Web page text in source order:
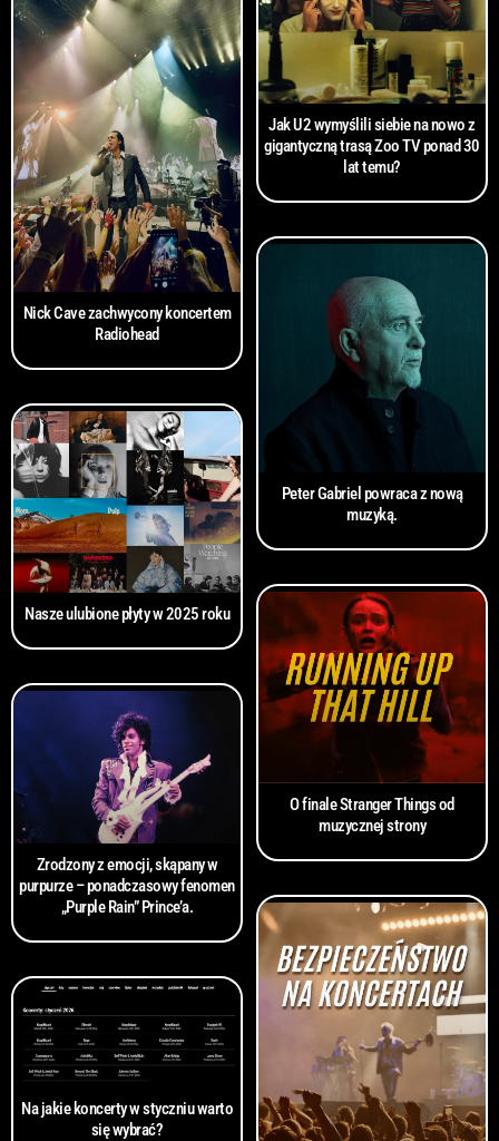
Nick Cave zachwycony koncertem
Radiohead
Jak U2 wymyślili siebie na nowo z
gigantyczną trasą Zoo TV ponad 30
lat temu?
Nasze ulubione płyty w 2025 roku
Peter Gabriel powraca z nową
muzyką.
Zrodzony z emocji, skąpany w
purpurze – ponadczasowy fenomen
„Purple Rain” Prince’a.
O finale Stranger Things od
muzycznej strony
Na jakie koncerty w styczniu warto
się wybrać?